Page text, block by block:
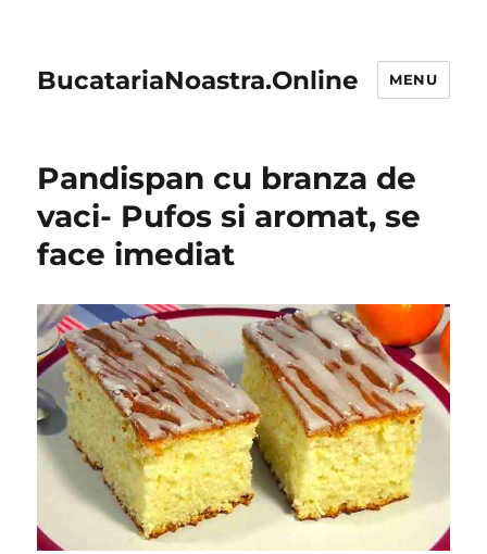
BucatariaNoastra.Online MENU
Pandispan cu branza de
vaci- Pufos si aromat, se
face imediat